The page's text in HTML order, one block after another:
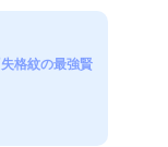
格紋の最強賢